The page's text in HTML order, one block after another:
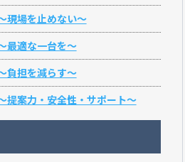
現場を止めない～
最適な一台を～
負担を減らす～
提案力・安全性・サポート～